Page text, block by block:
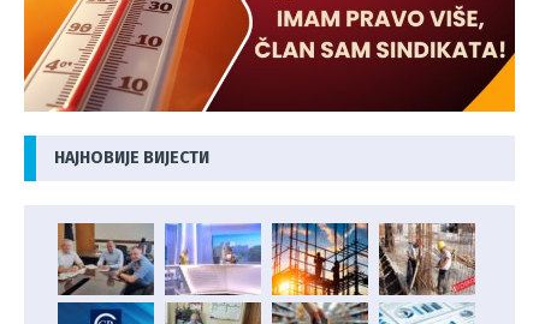
НАЈНОВИЈЕ ВИЈЕСТИ